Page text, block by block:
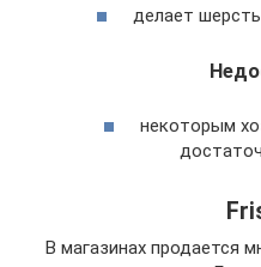
делает
некоторым
В магазинах продается